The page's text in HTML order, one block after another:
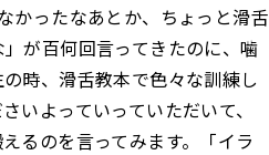
かったなあとか、ちょっと滑舌
が百何回言ってきたのに、噛
時、滑舌教本で色々な訓練し
いよっていっていただいて、
るのを言ってみます。「イラ